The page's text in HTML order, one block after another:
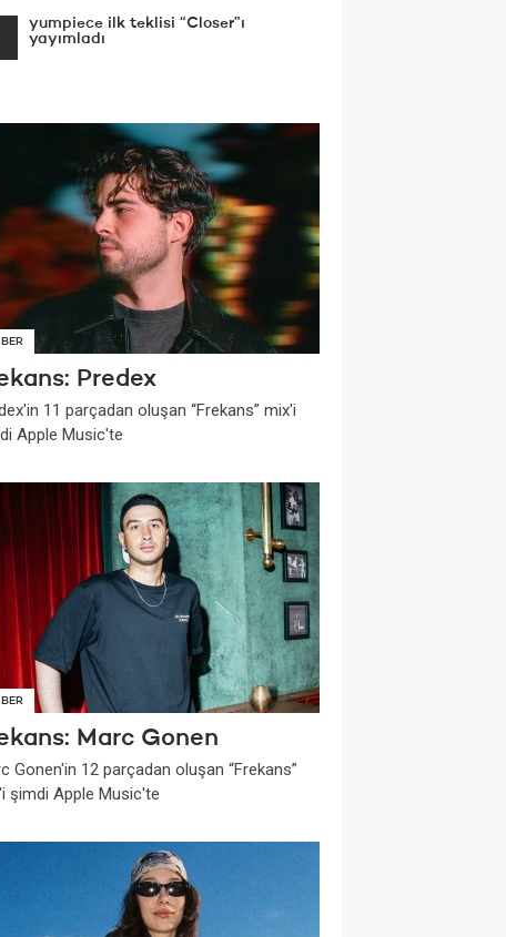
yumpiece ilk teklisi “Closer”ı
yayımladı
Predex
11 parçadan oluşan “Frekans” mix'i
Apple Music'te
Marc Gonen
Gonen'in 12 parçadan oluşan “Frekans”
şimdi Apple Music'te